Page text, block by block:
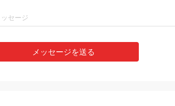
メッセージを送る